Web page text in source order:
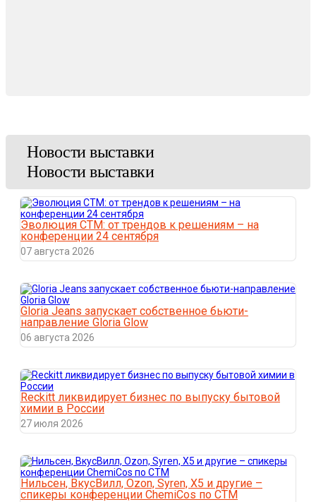
Новости выставки
Новости выставки
Эволюция СТМ: от трендов к решениям – на
конференции 24 сентября
07 августа 2026
Gloria Jeans запускает собственное бьюти-
направление Gloria Glow
06 августа 2026
Reckitt ликвидирует бизнес по выпуску бытовой
химии в России
27 июля 2026
Нильсен, ВкусВилл, Ozon, Syren, X5 и другие –
спикеры конференции ChemiCos по СТМ